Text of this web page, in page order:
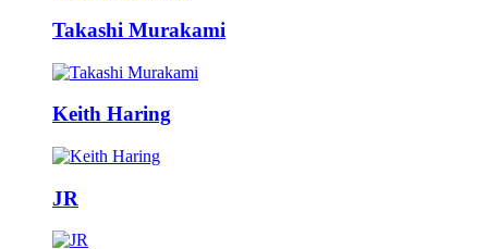
Takashi Murakami
Keith Haring
JR